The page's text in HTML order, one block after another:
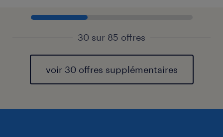
30 sur 85 offres
voir 30 offres supplémentaires